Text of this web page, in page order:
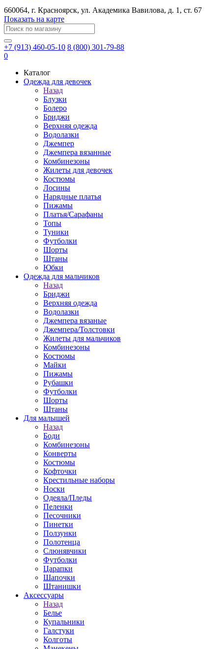
660064, г. Красноярск, ул. Академика Вавилова, д. 1, ст. 67
Показать на карте
+7 (913) 460-05-10 8 (800) 301-79-88
0
Каталог
Одежда для девочек
Назад
Блузки
Болеро
Бриджи
Верхняя одежда
Водолазки
Джемпер
Джемпера вязанные
Комбинезоны
Жилеты для девочек
Костюмы
Лосины
Нарядные платья
Пижамы
Платья/Сарафаны
Топы
Туники
Футболки
Шорты
Штаны
Юбки
Одежда для мальчиков
Назад
Бриджи
Верхняя одежда
Водолазки
Джемпера вязаные
Джемпера/Толстовки
Жилеты для мальчиков
Комбинезоны
Костюмы
Майки
Пижамы
Рубашки
Футболки
Шорты
Штаны
Для малышей
Назад
Боди
Комбинезоны
Конверты
Костюмы
Кофточки
Крестильные наборы
Носки
Одеяла/Пледы
Пеленки
Песочники
Пинетки
Ползунки
Полотенца
Слюнявчики
Футболки
Царапки
Шапочки
Штанишки
Аксессуары
Назад
Белье
Купальники
Галстуки
Колготы